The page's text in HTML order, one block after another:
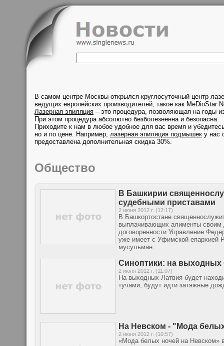
В самом центре Москвы открылся круглосуточный центр
ведущих европейских производителей, такое как MeDioStar
Лазерная эпиляция – это процедура, позволяющая на годы
При этом процедура абсолютно безболезненна и безопасна.
Приходите к нам в любое удобное для вас время и
но и по цене. Например, лазерная эпиляция подмышек у нас
предоставлена дополнительная скидка 30%.
Общество
В Башкирии
судебными приставами
2 июня 2012 г. (12:17)
В Башкортостане
выплачивающих алименты своим
договоренности Управление
уже имеет с Уфимской епархией
мусульман.
Синоптики: на выходных
2 июня 2012 г. (11:07)
На выходных Латвия будет
тучами, будут идти затяжные
На Невском - "Мода
2 июня 2012 г. (10:57)
«Мода белых ночей на Невском»